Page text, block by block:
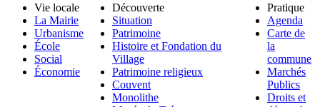
Vie locale
La Mairie
Urbanisme
École
Social
Économie
Découverte
Situation
Patrimoine
Histoire et Fondation du
Village
Patrimoine religieux
Couvent
Monolithe
Pratique
Agenda
Carte de
la
commune
Marchés
Publics
Droits et